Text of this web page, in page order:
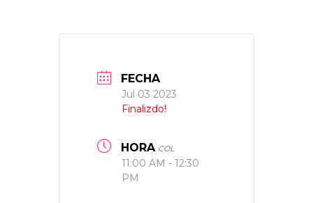
FECHA
Jul 03 2023
Finalizdo!
HORA COL
11:00 AM - 12:30
PM